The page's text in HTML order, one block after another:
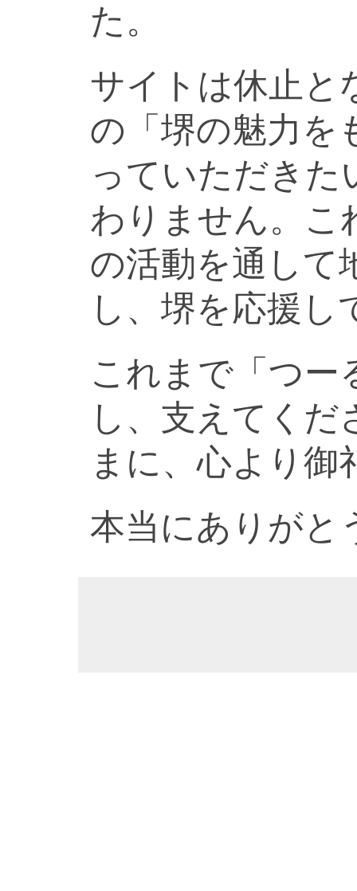
た。
サイトは休止と
の「堺の魅力を
っていただきた
わりません。こ
の活動を通して
し、堺を応援し
これまで「つー
し、支えてく
まに、心より御
本当にありがと